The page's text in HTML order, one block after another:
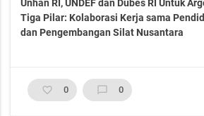
Unhan RI, UNDEF dan Dubes RI Untuk
Tiga Pilar: Kolaborasi Kerja sama
dan Pengembangan Silat Nusantara
favorite_border 0 chat_bubble_outline 0